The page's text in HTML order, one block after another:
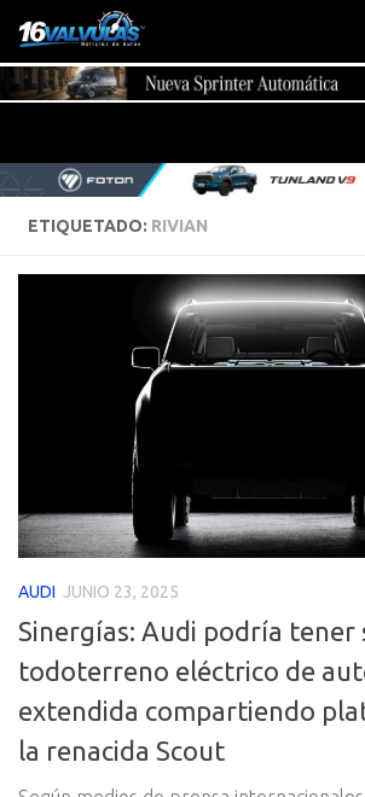
Saltar al contenido
ETIQUETADO: RIVIAN
AUDI JUNIO 23, 2025
Sinergías: Audi podría tener
todoterreno eléctrico de
extendida compartiendo
la renacida Scout